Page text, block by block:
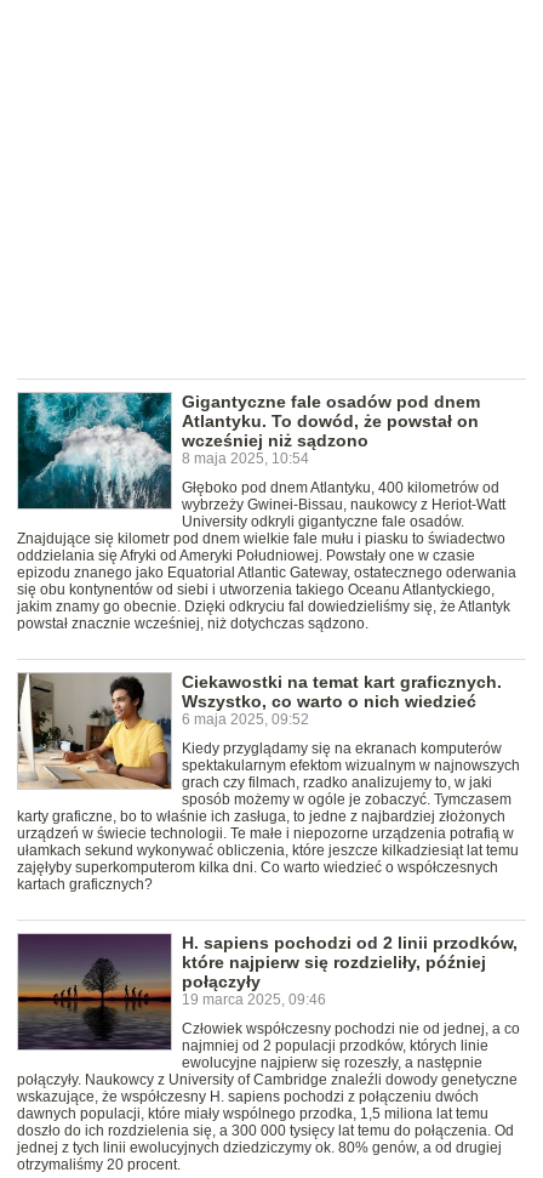
Gigantyczne fale osadów pod dnem
Atlantyku. To dowód, że powstał on
wcześniej niż sądzono
8 maja 2025, 10:54
Głęboko pod dnem Atlantyku, 400 kilometrów od
wybrzeży Gwinei-Bissau, naukowcy z Heriot-Watt
University odkryli gigantyczne fale osadów.
Znajdujące się kilometr pod dnem wielkie fale mułu i piasku to świadectwo
oddzielania się Afryki od Ameryki Południowej. Powstały one w czasie
epizodu znanego jako Equatorial Atlantic Gateway, ostatecznego oderwania
się obu kontynentów od siebi i utworzenia takiego Oceanu Atlantyckiego,
jakim znamy go obecnie. Dzięki odkryciu fal dowiedzieliśmy się, że Atlantyk
powstał znacznie wcześniej, niż dotychczas sądzono.
Ciekawostki na temat kart graficznych.
Wszystko, co warto o nich wiedzieć
6 maja 2025, 09:52
Kiedy przyglądamy się na ekranach komputerów
spektakularnym efektom wizualnym w najnowszych
grach czy filmach, rzadko analizujemy to, w jaki
sposób możemy w ogóle je zobaczyć. Tymczasem
karty graficzne, bo to właśnie ich zasługa, to jedne z najbardziej złożonych
urządzeń w świecie technologii. Te małe i niepozorne urządzenia potrafią w
ułamkach sekund wykonywać obliczenia, które jeszcze kilkadziesiąt lat temu
zajęłyby superkomputerom kilka dni. Co warto wiedzieć o współczesnych
kartach graficznych?
H. sapiens pochodzi od 2 linii przodków,
które najpierw się rozdzieliły, później
połączyły
19 marca 2025, 09:46
Człowiek współczesny pochodzi nie od jednej, a co
najmniej od 2 populacji przodków, których linie
ewolucyjne najpierw się rozeszły, a następnie
połączyły. Naukowcy z University of Cambridge znaleźli dowody genetyczne
wskazujące, że współczesny H. sapiens pochodzi z połączeniu dwóch
dawnych populacji, które miały wspólnego przodka, 1,5 miliona lat temu
doszło do ich rozdzielenia się, a 300 000 tysięcy lat temu do połączenia. Od
jednej z tych linii ewolucyjnych dziedziczymy ok. 80% genów, a od drugiej
otrzymaliśmy 20 procent.